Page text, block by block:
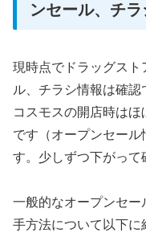
ンセール、チ
現時点でドラッグスト
ル、チラシ情報は確
コスモスの開店時は
です（オープンセール
す。少しずつ下がって
一般的なオープンセー
手方法について以下に